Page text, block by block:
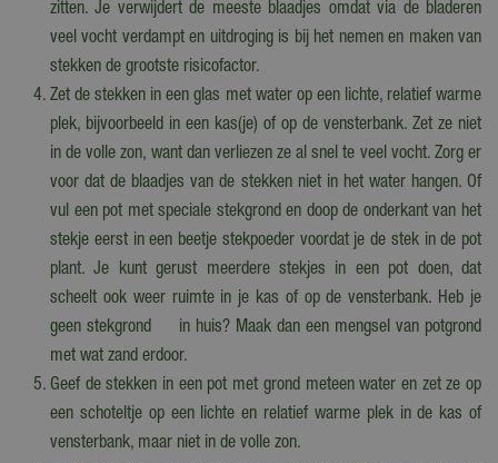
zitten. Je verwijdert de meeste blaadjes omdat via de bladeren
veel vocht verdampt en uitdroging is bij het nemen en maken van
stekken de grootste risicofactor.
Zet de stekken in een glas met water op een lichte, relatief warme
plek, bijvoorbeeld in een kas(je) of op de vensterbank. Zet ze niet
in de volle zon, want dan verliezen ze al snel te veel vocht. Zorg er
voor dat de blaadjes van de stekken niet in het water hangen. Of
vul een pot met speciale stekgrond en doop de onderkant van het
stekje eerst in een beetje stekpoeder voordat je de stek in de pot
plant. Je kunt gerust meerdere stekjes in een pot doen, dat
scheelt ook weer ruimte in je kas of op de vensterbank. Heb je
geen stekgrond in huis? Maak dan een mengsel van potgrond
met wat zand erdoor.
Geef de stekken in een pot met grond meteen water en zet ze op
een schoteltje op een lichte en relatief warme plek in de kas of
vensterbank, maar niet in de volle zon.